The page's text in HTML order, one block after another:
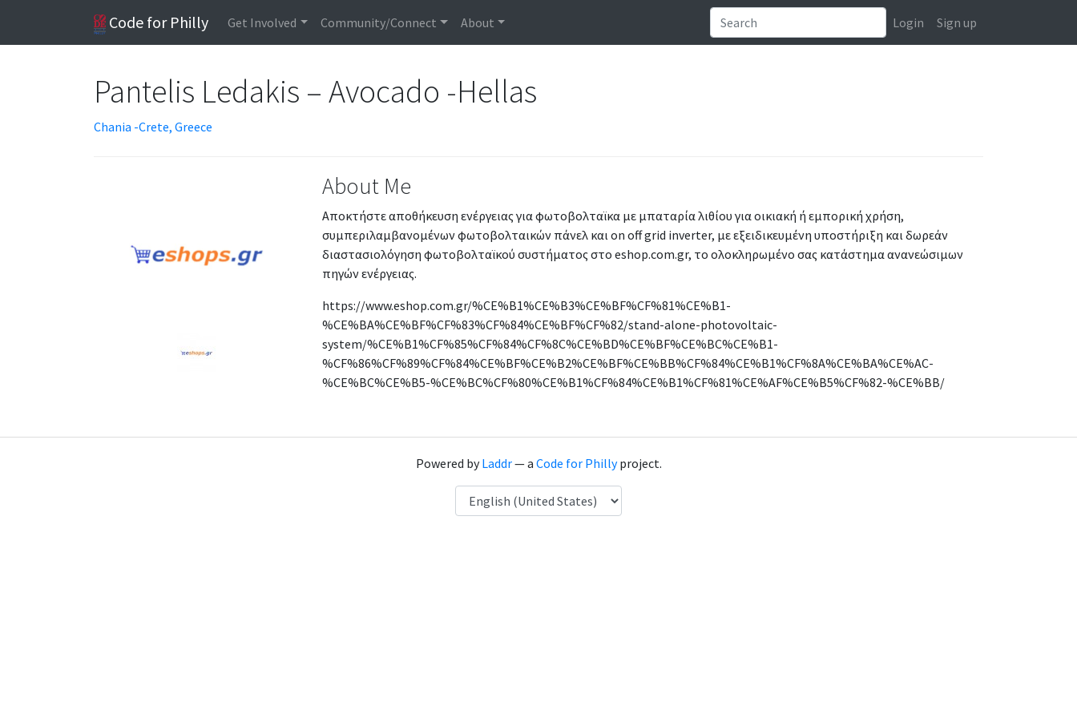
Code for Philly Get Involved Community/Connect About Login Sign up
Pantelis Ledakis – Avocado -Hellas
Chania -Crete, Greece
About Me
Αποκτήστε αποθήκευση ενέργειας για φωτοβολταϊκα με μπαταρία λιθίου για οικιακή ή εμπορική χρήση,
συμπεριλαμβανομένων φωτοβολταικών πάνελ και on off grid inverter, με εξειδικευμένη υποστήριξη και δωρεάν
διαστασιολόγηση φωτοβολταϊκού συστήματος στο eshop.com.gr, το ολοκληρωμένο σας κατάστημα ανανεώσιμων
πηγών ενέργειας.
https://www.eshop.com.gr/%CE%B1%CE%B3%CE%BF%CF%81%CE%B1-
%CE%BA%CE%BF%CF%83%CF%84%CE%BF%CF%82/stand-alone-photovoltaic-
system/%CE%B1%CF%85%CF%84%CF%8C%CE%BD%CE%BF%CE%BC%CE%B1-
%CF%86%CF%89%CF%84%CE%BF%CE%B2%CE%BF%CE%BB%CF%84%CE%B1%CF%8A%CE%BA%CE%AC-
%CE%BC%CE%B5-%CE%BC%CF%80%CE%B1%CF%84%CE%B1%CF%81%CE%AF%CE%B5%CF%82-%CE%BB/
Powered byLaddr— a Code for Phillyproject.
Language